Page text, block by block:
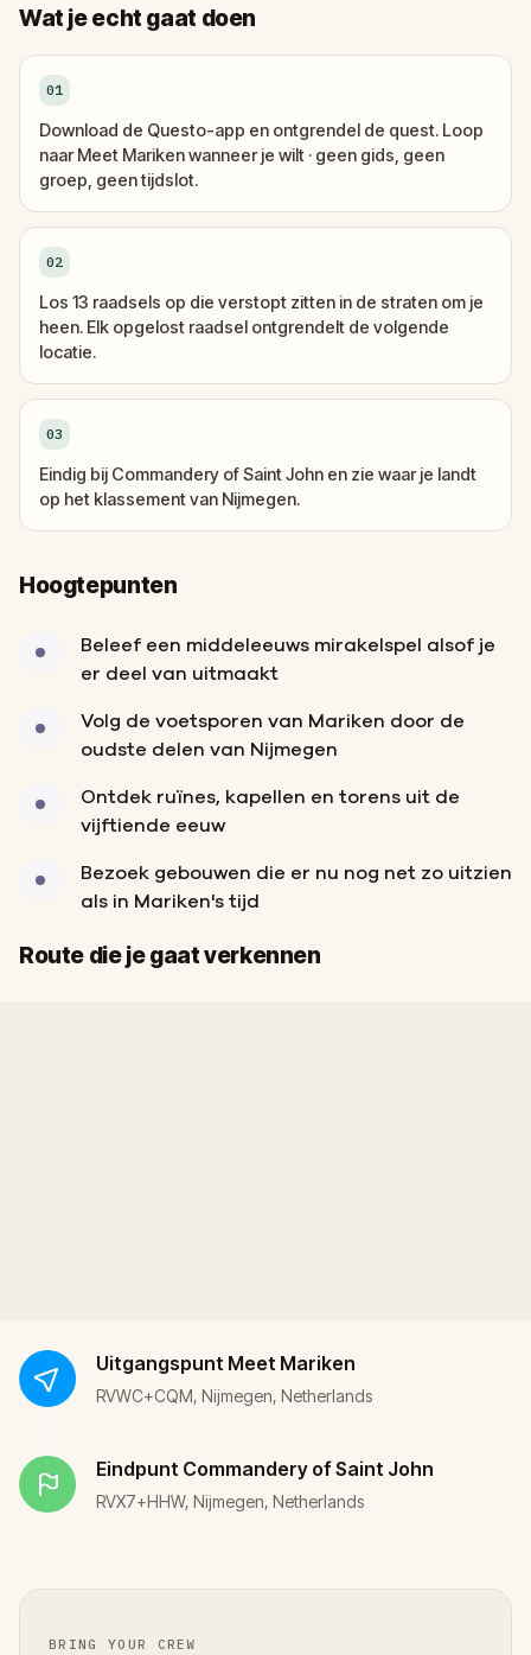
Wat je echt gaat doen
01
Download de Questo-app en ontgrendel de quest. Loop
naar Meet Mariken wanneer je wilt · geen gids, geen
groep, geen tijdslot.
02
Los 13 raadsels op die verstopt zitten in de straten om je
heen. Elk opgelost raadsel ontgrendelt de volgende
locatie.
03
Eindig bij Commandery of Saint John en zie waar je landt
op het klassement van Nijmegen.
Hoogtepunten
Beleef een middeleeuws mirakelspel alsof je
er deel van uitmaakt
Volg de voetsporen van Mariken door de
oudste delen van Nijmegen
Ontdek ruïnes, kapellen en torens uit de
vijftiende eeuw
Bezoek gebouwen die er nu nog net zo uitzien
als in Mariken's tijd
Route die je gaat verkennen
Start
Finish
Uitgangspunt Meet Mariken
RVWC+CQM, Nijmegen, Netherlands
Eindpunt Commandery of Saint John
RVX7+HHW, Nijmegen, Netherlands
BRING YOUR CREW